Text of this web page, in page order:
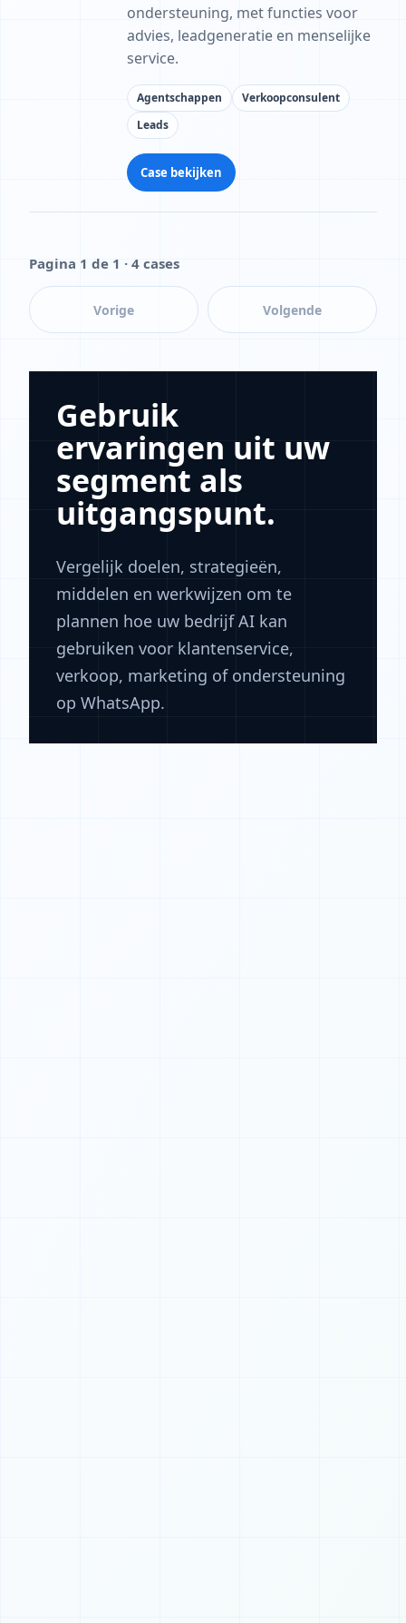
ondersteuning, met functies voor
advies, leadgeneratie en menselijke
service.
Agentschappen
Verkoopconsulent
Leads
Case bekijken
Pagina 1 de 1 · 4 cases
Vorige Volgende
Gebruik
ervaringen uit uw
segment als
uitgangspunt.
Vergelijk doelen, strategieën,
middelen en werkwijzen om te
plannen hoe uw bedrijf AI kan
gebruiken voor klantenservice,
verkoop, marketing of ondersteuning
op WhatsApp.